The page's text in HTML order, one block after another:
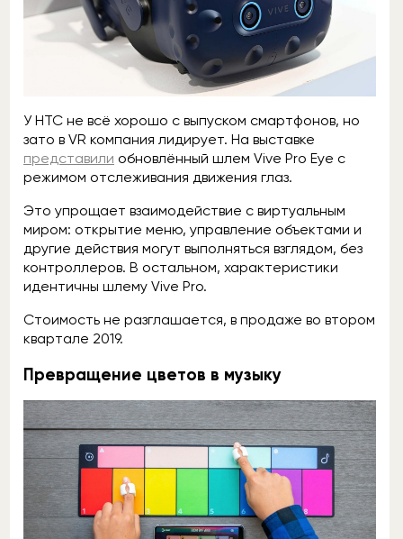
У HTC не всё хорошо с выпуском смартфонов, но
зато в VR компания лидирует. На выставке
представили обновлённый шлем Vive Pro Eye с
режимом отслеживания движения глаз.
Это упрощает взаимодействие с виртуальным
миром: открытие меню, управление объектами и
другие действия могут выполняться взглядом, без
контроллеров. В остальном, характеристики
идентичны шлему Vive Pro.
Стоимость не разглашается, в продаже во втором
квартале 2019.
Превращение цветов в музыку